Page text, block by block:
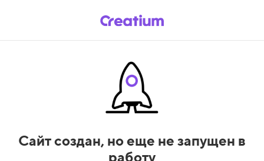
Сайт создан, но еще не запущен в
работу